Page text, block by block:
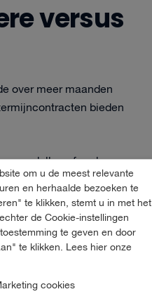
versus
over meer maanden
bieden
modellen of andere
groei. Korte
bedrijfsbehoeften.
komen, wat de
bieden kansen om
om u de meest relevante
en herhaalde bezoeken te
te klikken, stemt u in met het
de Cookie-instellingen
te geven en door
te klikken. Lees hier onze
cookies